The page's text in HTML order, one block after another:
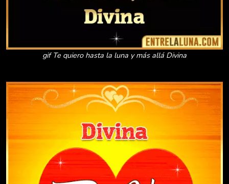
gif Te quiero hasta la luna y más allá Divina